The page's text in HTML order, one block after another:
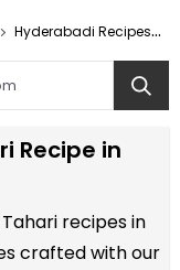
Hyderabadi Recipes
Recipe in
recipes in
crafted with our